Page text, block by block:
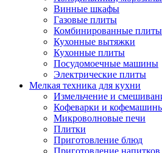
Винные шкафы
Газовые плиты
Комбинированные плиты
Кухонные вытяжки
Кухонные плиты
Посудомоечные машины
Электрические плиты
Мелкая техника для кухни
Измельчение и
Кофеварки и
Микроволновые печи
Плитки
Приготовление блюд
Приготовление напитков